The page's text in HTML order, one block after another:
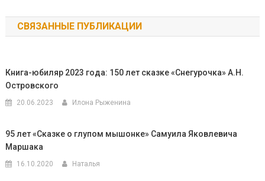
по
записям
СВЯЗАННЫЕ ПУБЛИКАЦИИ
Книга-юбиляр 2023 года: 150 лет сказке «Снегурочка» А.Н.
Островского
20.06.2023 Илона Рыженина
95 лет «Сказке о глупом мышонке» Самуила Яковлевича
Маршака
16.10.2020 Наталья